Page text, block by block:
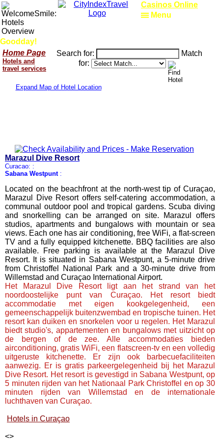
Goodday!
Casinos Online
Home Page
Hotels and
travel services
Search for:
Match
for:
Expand Map of Hotel Location
Marazul Dive Resort
Curacao: :
Sabana Westpunt:
Located on the beachfront at the north-west tip of Curaçao,
Marazul Dive Resort offers self-catering accommodation, a
communal outdoor pool and tropical gardens. Scuba diving
and snorkelling can be arranged on site. Marazul offers
studios, apartments and bungalows with mountain or sea
views. Each one has air conditioning, free WiFi, a flat-screen
TV and a fully equipped kitchenette. BBQ facilities are also
available. Free parking is available at the Marazul Dive
Resort. It is situated in Sabana Westpunt, a 5-minute drive
from Christoffel National Park and a 30-minute drive from
Willemstad and Curaçao International Airport.
Het Marazul Dive Resort ligt aan het strand van het
noordoostelijke punt van Curaçao. Het resort biedt
accommodatie met eigen kookgelegenheid, een
gemeenschappelijk buitenzwembad en tropische tuinen. Het
resort kan duiken en snorkelen voor u regelen. Het Marazul
biedt studio's, appartementen en bungalows met uitzicht op
de bergen of de zee. Alle accommodaties bieden
airconditioning, gratis WiFi, een flatscreen-tv en een volledig
uitgeruste kitchenette. Er zijn ook barbecuefaciliteiten
aanwezig. Er is gratis parkeergelegenheid bij het Marazul
Dive Resort. Het resort is gevestigd in Sabana Westpunt, op
5 minuten rijden van het Nationaal Park Christoffel en op 30
minuten rijden van Willemstad en de internationale
luchthaven van Curaçao.
Hotels in Curaçao
<>
Menu